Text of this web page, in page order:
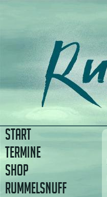
START
TERMINE
SHOP
RUMMELSNUFF